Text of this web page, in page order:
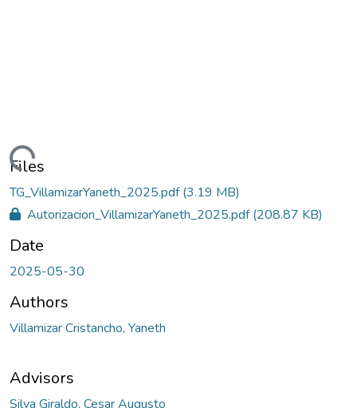
Files
TG_VillamizarYaneth_2025.pdf(3.19 MB)
Autorizacion_VillamizarYaneth_2025.pdf(208.87 KB)
Date
2025-05-30
Authors
Villamizar Cristancho, Yaneth
Advisors
Silva Giraldo, Cesar Augusto